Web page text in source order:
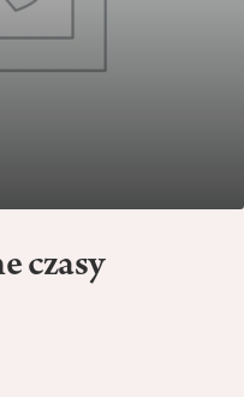
czasy